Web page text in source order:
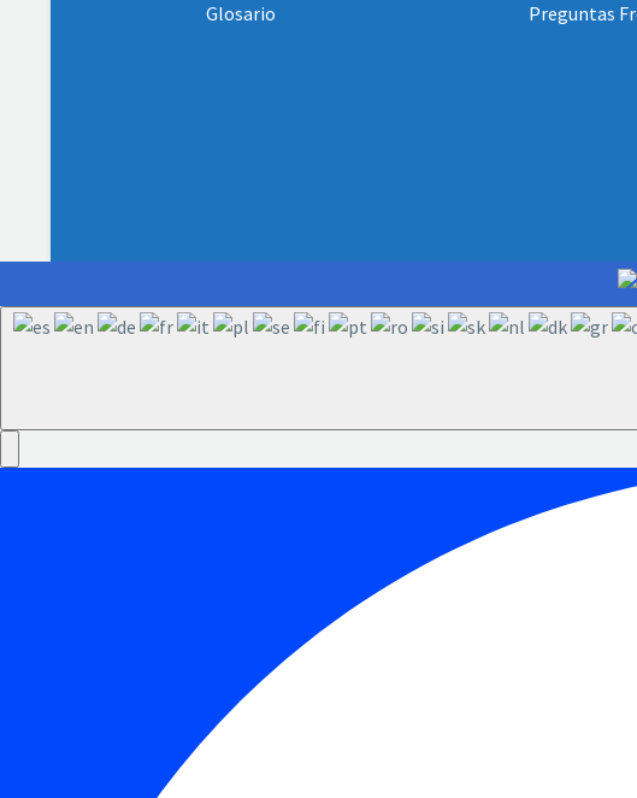
Glosario Preguntas